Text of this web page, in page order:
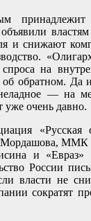
принадлежит
и снижают
на
об обратном.
— на
уже очень давно.
«Русская
Мордашова, ММК
и «Евраз»
России
власти не
сократят